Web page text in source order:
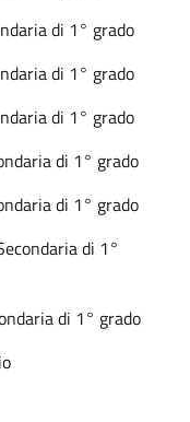
di 1° grado
di 1° grado
di 1° grado
di 1° grado
di 1° grado
di 1°
di 1° grado